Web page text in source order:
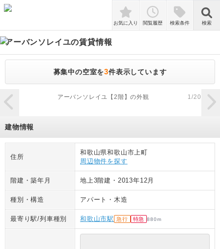
検索
お気に入り 閲覧履歴 検索条件 検索
アーバンソレイユの賃貸情報
募集中の空室を3件表示しています
zoom_in
アーバンソレイユ【2階】の外観 1/20
建物情報
住所
和歌山県和歌山市上町
周辺物件を探す
階建・築年月 地上3階建 ・ 2013年12月
種別・構造 アパート ・ 木造
最寄り駅/列車種別 和歌山市駅 急行 特急 880m